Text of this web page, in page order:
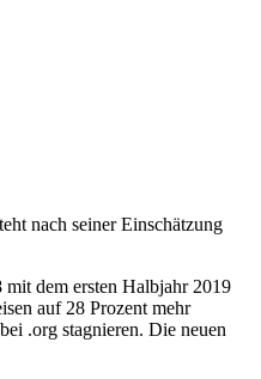
nach seiner Einschätzung
dem ersten Halbjahr 2019
auf 28 Prozent mehr
.org stagnieren. Die neuen